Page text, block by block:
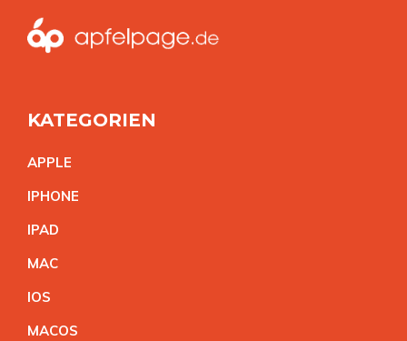
KATEGORIEN
APPLE
IPHONE
IPAD
MAC
IOS
MACOS